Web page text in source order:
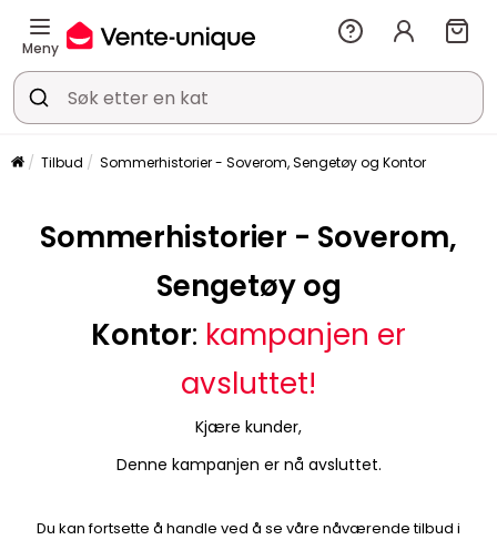
Meny
Tilbud Sommerhistorier - Soverom, Sengetøy og Kontor
Sommerhistorier - Soverom,
Sengetøy og
Kontor: kampanjen er
avsluttet!
Kjære kunder,
Denne kampanjen er nå avsluttet.
Du kan fortsette å handle ved å se våre nåværende tilbud i